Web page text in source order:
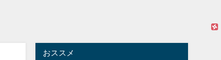
おススメ